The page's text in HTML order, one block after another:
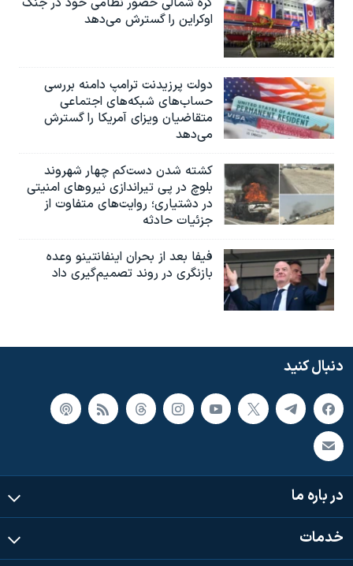
اوکراین را گسترش می‌دهد
دولت پرزیدنت ترامپ دامنه بررسی
حساب‌های شبکه‌های اجتماعی
متقاضیان ویزای آمریکا را گسترش
می‌دهد
کشته شدن دست‌کم چهار شهروند
بلوچ در پی تیراندازی نیروهای امنیتی
در دشتیاری؛ روایت‌های متفاوت از
جزئیات حادثه
فیفا بعد از بحران اینفانتینو وعده
بازنگری در روند تصمیم‌گیری داد
دنبال کنید
در باره ما
خدمات